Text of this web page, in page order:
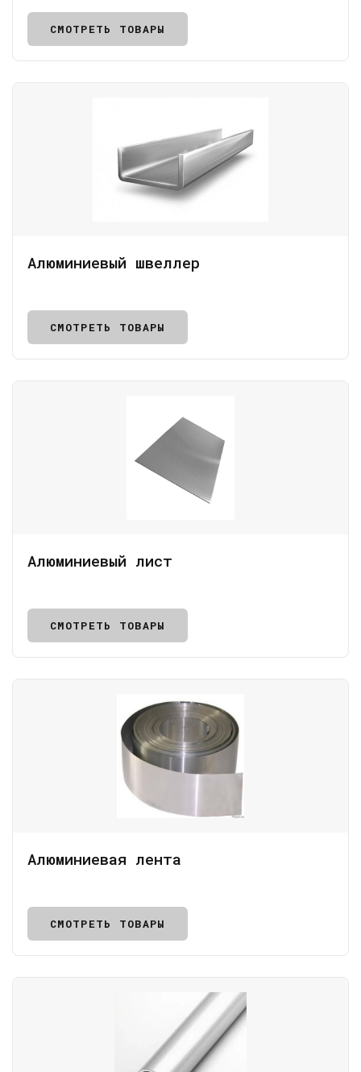
СМОТРЕТЬ ТОВАРЫ
Алюминиевый швеллер
СМОТРЕТЬ ТОВАРЫ
Алюминиевый лист
СМОТРЕТЬ ТОВАРЫ
Алюминиевая лента
СМОТРЕТЬ ТОВАРЫ